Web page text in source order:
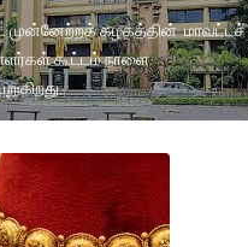
முன்னேற்றக் கழகத்தின் மாவட்டச்
கூட்டம் நாளை